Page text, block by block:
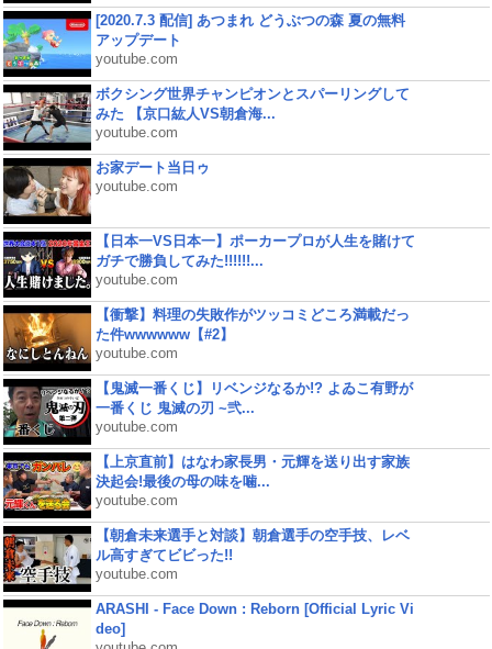
[2020.7.3 配信] あつまれ どうぶつの森 夏の無料
アップデート
youtube.com
ボクシング世界チャンピオンとスパーリングして
みた 【京口紘人VS朝倉海...
youtube.com
お家デート当日ゥ
youtube.com
【日本一VS日本一】ポーカープロが人生を賭けて
ガチで勝負してみた!!!!!!...
youtube.com
【衝撃】料理の失敗作がツッコミどころ満載だっ
た件wwwwww【#2】
youtube.com
【鬼滅一番くじ】リベンジなるか!? よゐこ有野が
一番くじ 鬼滅の刃 ~弐...
youtube.com
【上京直前】はなわ家長男・元輝を送り出す家族
決起会!最後の母の味を噛...
youtube.com
【朝倉未来選手と対談】朝倉選手の空手技、レベ
ル高すぎてビビった!!
youtube.com
ARASHI - Face Down : Reborn [Official Lyric Vi
deo]